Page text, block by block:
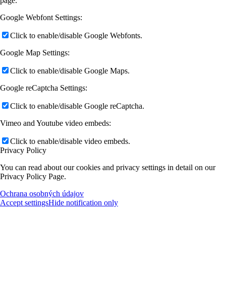
Google Webfont Settings:
Click to enable/disable Google Webfonts.
Google Map Settings:
Click to enable/disable Google Maps.
Google reCaptcha Settings:
Click to enable/disable Google reCaptcha.
Vimeo and Youtube video embeds:
Click to enable/disable video embeds.
Privacy Policy
You can read about our cookies and privacy settings in detail on our
Privacy Policy Page.
Ochrana osobných údajov
Accept settingsHide notification only